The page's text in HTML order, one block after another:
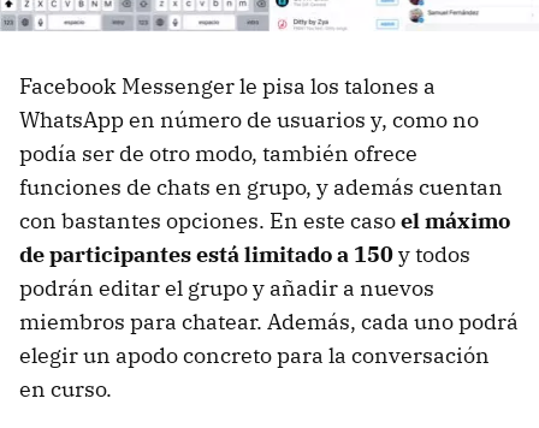
Facebook Messenger le pisa los talones a
WhatsApp en número de usuarios y, como no
podía ser de otro modo, también ofrece
funciones de chats en grupo, y además cuentan
con bastantes opciones. En este casoel máximo
de participantes está limitado a 150y todos
podrán editar el grupo y añadir a nuevos
miembros para chatear. Además, cada uno podrá
elegir un apodo concreto para la conversación
en curso.